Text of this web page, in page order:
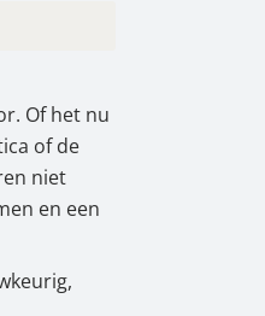
Of het nu
of de
niet
en een